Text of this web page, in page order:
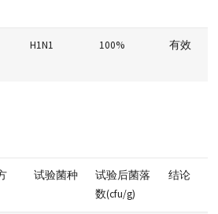
H1N1 100% 有效
试验菌种
试验后菌落
数(cfu/g)
结论